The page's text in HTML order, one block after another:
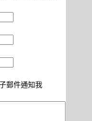
郵件通知我